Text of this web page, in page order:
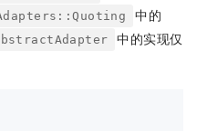
中的
中的实现仅